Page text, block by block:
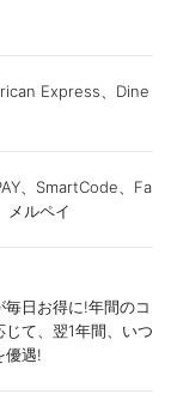
Express、Dine
、SmartCode、Fa
メルペイ
日お得に!年間のコ
て、翌1年間、いつ
優遇!